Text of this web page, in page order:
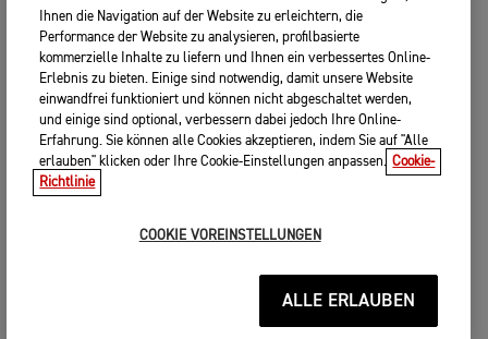
Ihnen die Navigation auf der Website zu erleichtern, die
Performance der Website zu analysieren, profilbasierte
kommerzielle Inhalte zu liefern und Ihnen ein verbessertes Online-
Erlebnis zu bieten. Einige sind notwendig, damit unsere Website
einwandfrei funktioniert und können nicht abgeschaltet werden,
und einige sind optional, verbessern dabei jedoch Ihre Online-
Erfahrung. Sie können alle Cookies akzeptieren, indem Sie auf "Alle
erlauben" klicken oder Ihre Cookie-Einstellungen anpassen. Cookie-
Richtlinie
COOKIE VOREINSTELLUNGEN
ALLE ERLAUBEN